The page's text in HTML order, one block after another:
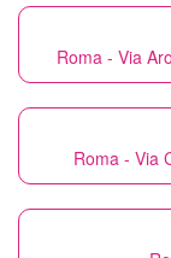
Roma - Via
Roma - Via